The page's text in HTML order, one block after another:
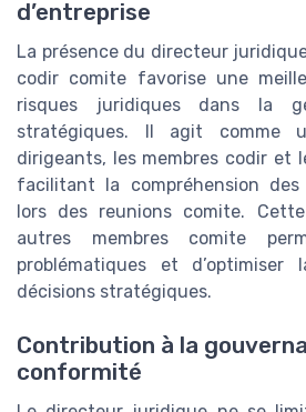
d’entreprise
La présence du directeur
codir comite favorise une
risques juridiques dans la
stratégiques. Il agit comme
dirigeants, les membres codir et
facilitant la compréhension des
lors des reunions comite.
autres membres comite
problématiques et
décisions stratégiques.
Contribution à la
conformité